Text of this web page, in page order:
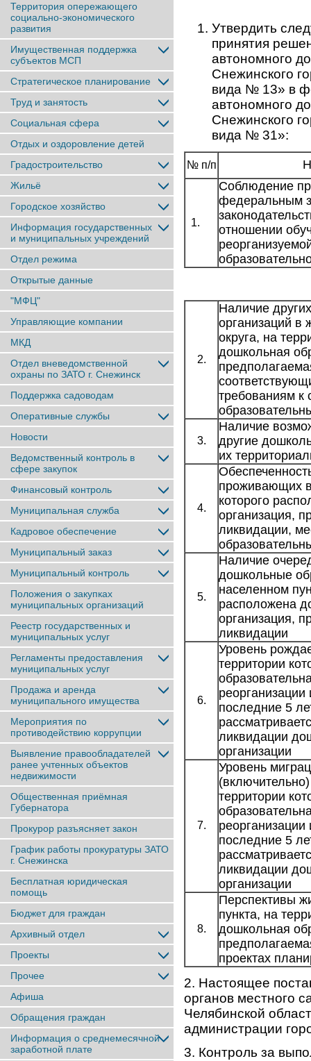
Территория опережающего
социально-экономического
развития
Имущественная поддержка
субъектов МСП
Стратегическое планирование
Труд и занятость
Социальная сфера
Отдых и оздоровление детей
Градостроительство
Жильё
Городское хозяйство
Информация государственных
и муниципальных учреждений
Отдел режима
Открытые данные
"МФЦ"
Управляющие компании
МКД
Отдел вневедомственной
охраны по ЗАТО г. Снежинск
Поддержка садоводам
Оперативные службы
Новости
Ведомственный контроль в
сфере закупок
Финансовый контроль
Муниципальная служба
Кадровое обеспечение
Муниципальный заказ
Муниципальный контроль
Положения о закупках
муниципальных организаций
Реестр государственных и
муниципальных услуг
Регламенты предоставления
муниципальных услуг
Продажа и аренда
муниципального имущества
Мероприятия по
противодействию коррупции
Выявление правообладателей
ранее учтенныx объектов
недвижимости
Общественная приёмная
Губернатора
Прокурор разъясняет закон
График работы прокуратуры ЗАТО
г. Снежинска
Бесплатная юридическая
помощь
Бюджет для граждан
Архивный отдел
Проекты
Прочее
Афиша
Обращения граждан
Информация о среднемесячной
заработной плате
Утвердить
принятия
автономного
Снежинского
вида № 13» в
автономного
Снежинского
вида № 31»:
№ п/п
1.
Соблюдение
федеральным
отношении
2.
Наличие
организаций в
округа, на
дошкольная
требованиям
3.
Наличие
другие
их
4.
проживающих в
которого
организация,
ликвидации,
5.
Наличие
дошкольные
населенном
расположена
организация,
ликвидации
6.
Уровень
территории
последние 5
ликвидации
организации
7.
Уровень
территории
последние 5
ликвидации
организации
8.
Перспективы
пункта, на
дошкольная
проектах
2. Настоящее
органов местного
Челябинской
администрации
3. Контроль за